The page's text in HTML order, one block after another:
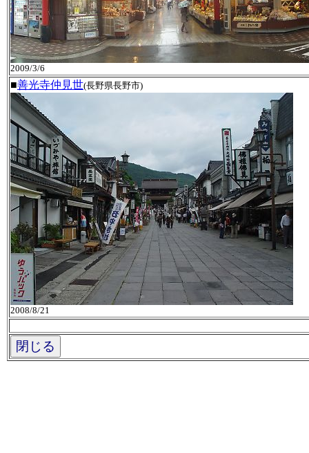
2009/3/6
■善光寺仲見世(長野県長野市)
2008/8/21
閉じる